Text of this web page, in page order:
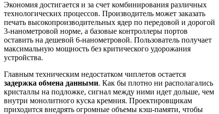
Экономия достигается и за счет комбинирования различных
технологических процессов. Производитель может заказать
печать высокопроизводительных ядер по передовой и дорогой
3-нанометровой норме, а базовые контроллеры портов
оставить на дешевой 6-нанометровой. Пользователь получает
максимальную мощность без критического удорожания
устройства.
Главным техническим недостатком чиплетов остается
задержка обмена данными. Как бы плотно ни располагались
кристаллы на подложке, сигнал между ними идет дольше, чем
внутри монолитного куска кремния. Проектировщикам
приходится внедрять огромные объемы кэш-памяти, чтобы